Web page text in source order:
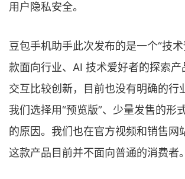
用户隐私安全。
豆包手机助手此次发布的是一个“技
款面向行业、AI 技术爱好者的探索产
交互比较创新，目前也没有明确的行
我们选择用“预览版”、少量发售的形
的原因。我们也在官方视频和销售网
这款产品目前并不面向普通的消费者。